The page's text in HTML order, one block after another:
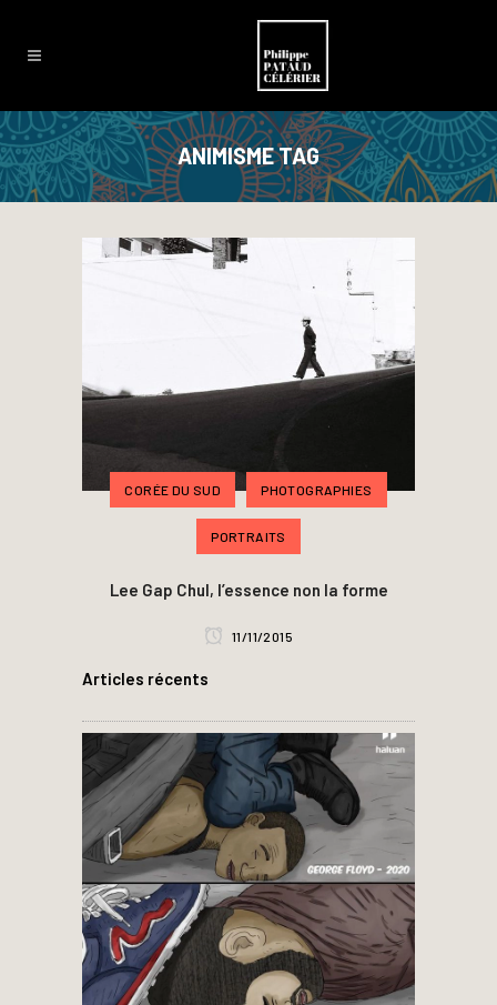
ANIMISME TAG
CORÉE DU SUD PHOTOGRAPHIES
PORTRAITS
Lee Gap Chul, l’essence non la forme
11/11/2015
Articles récents